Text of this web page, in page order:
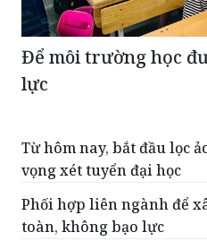
Để môi trường học
lực
Từ hôm nay, bắt đầu lọc
vọng xét tuyển đại học
Phối hợp liên ngành để
toàn, không bạo lực